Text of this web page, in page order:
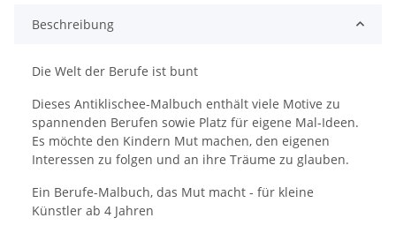
Beschreibung
Die Welt der Berufe ist bunt
Dieses Antiklischee-Malbuch enthält viele Motive zu
spannenden Berufen sowie Platz für eigene Mal-Ideen.
Es möchte den Kindern Mut machen, den eigenen
Interessen zu folgen und an ihre Träume zu glauben.
Ein Berufe-Malbuch, das Mut macht - für kleine
Künstler ab 4 Jahren